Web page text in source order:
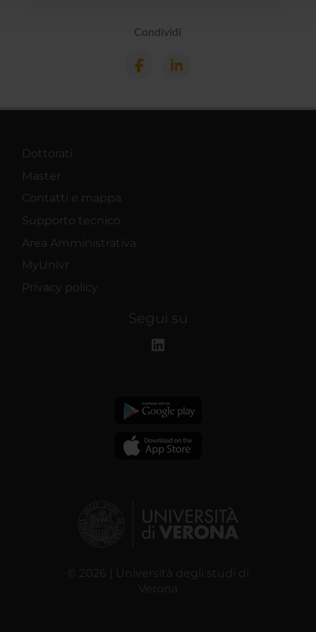
raccolto dal tuo utilizzo dei loro servizi.
Condividi
Dottorati
Master
Contatti e mappa
Supporto tecnico
Area Amministrativa
MyUnivr
Privacy policy
Segui su
© 2026 | Università degli studi di
Verona